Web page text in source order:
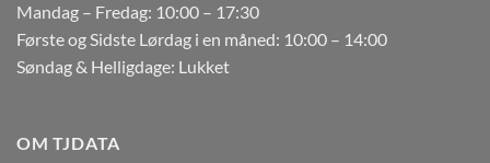
Mandag – Fredag: 10:00 – 17:30
Første og Sidste Lørdag i en måned: 10:00 – 14:00
Søndag & Helligdage: Lukket
OM TJDATA